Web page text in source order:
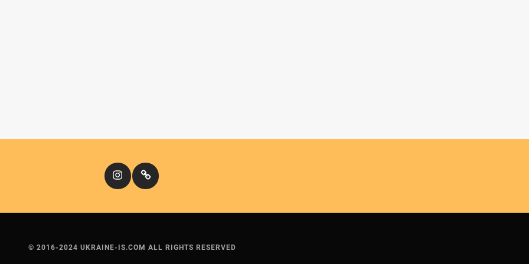
InstagramКіномандри
© 2016-2024 UKRAINE-IS.COM ALL RIGHTS RESERVED